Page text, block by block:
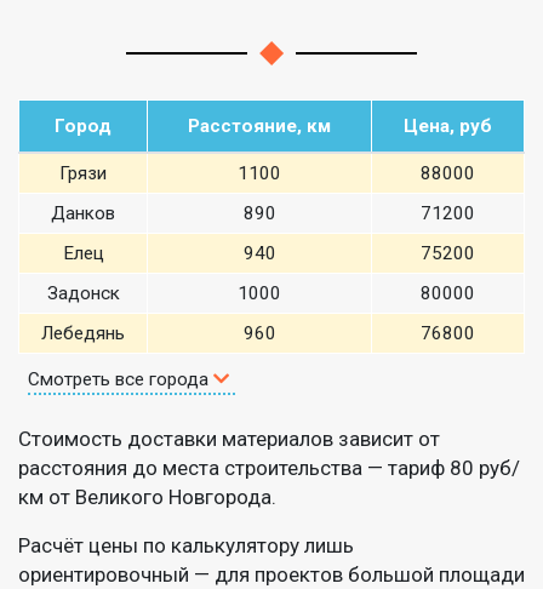
Город Расстояние, км Цена, руб
Грязи 1100
88000
Данков
890
71200
Елец
940
75200
Задонск
1000
80000
Лебедянь
960 76800
Смотреть все города
Стоимость доставки материалов зависит от
расстояния до места строительства — тариф 80 руб/
км от Великого Новгорода.
Расчёт цены по калькулятору лишь
ориентировочный — для проектов большой площади